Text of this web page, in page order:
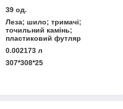
39 од.
Леза; шило; тримачі;
точильний камінь;
пластиковий футляр
0.002173 л
307*308*25